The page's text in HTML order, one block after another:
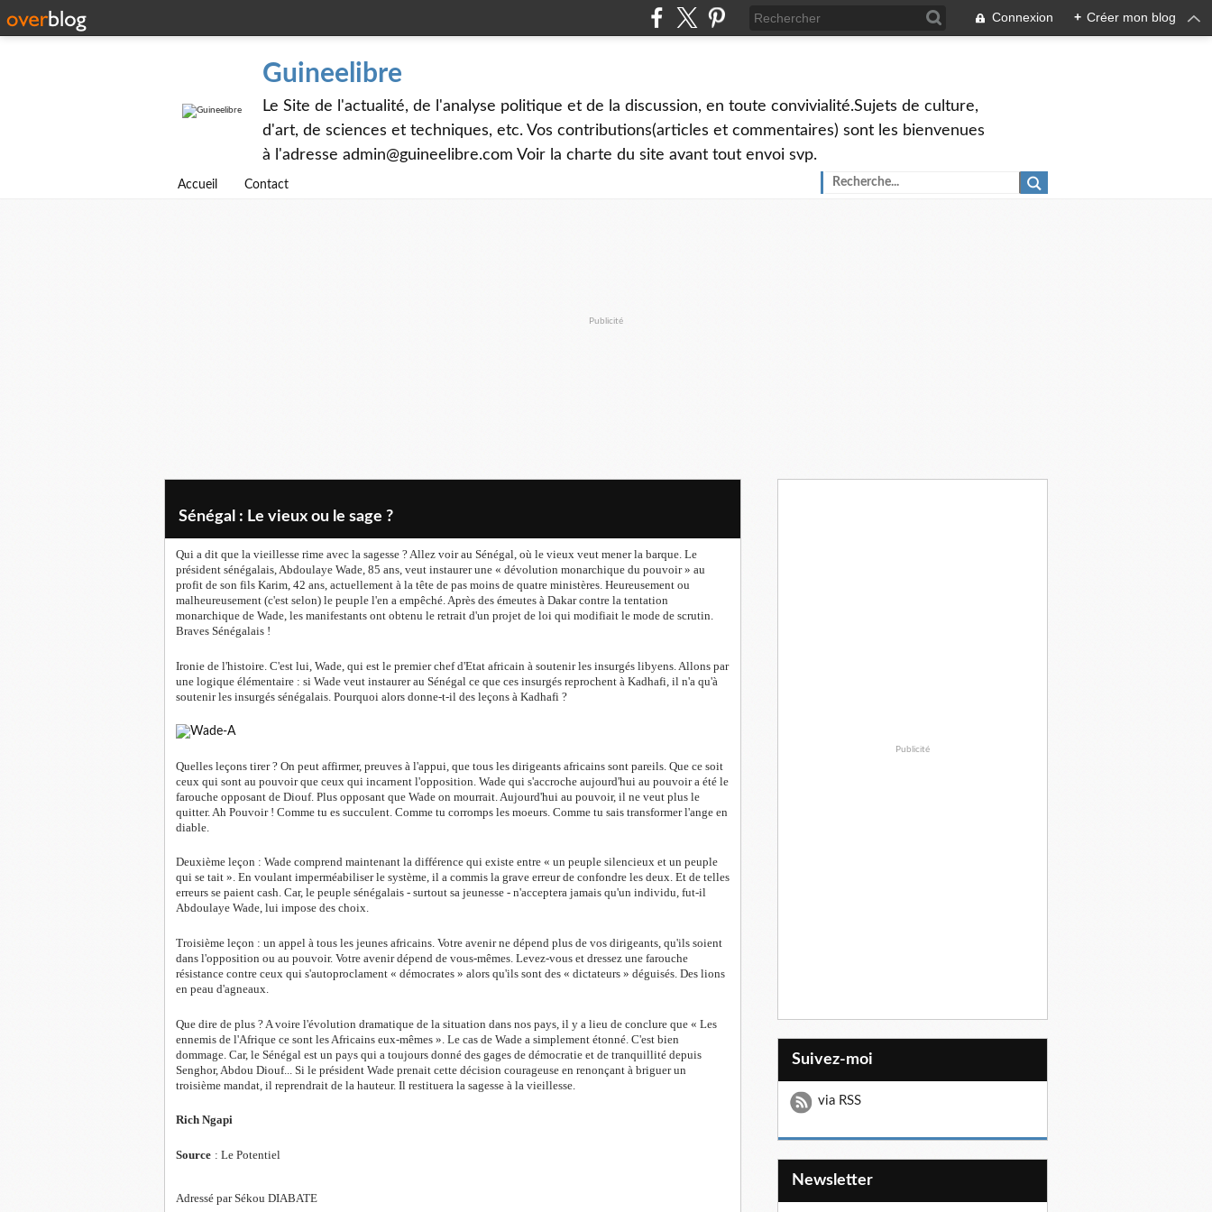
Connexion + Créer mon blog
Guineelibre
Le Site de l'actualité, de l'analyse politique et de la discussion, en toute convivialité.Sujets de culture,
d'art, de sciences et techniques, etc. Vos contributions(articles et commentaires) sont les bienvenues
à l'adresse admin@guineelibre.com Voir la charte du site avant tout envoi svp.
Accueil Contact
Publicité
Sénégal : Le vieux ou le sage ?
Qui a dit que la vieillesse rime avec la sagesse ? Allez voir au Sénégal, où le vieux veut mener la barque. Le
président sénégalais, Abdoulaye Wade, 85 ans, veut instaurer une « dévolution monarchique du pouvoir » au
profit de son fils Karim, 42 ans, actuellement à la tête de pas moins de quatre ministères. Heureusement ou
malheureusement (c'est selon) le peuple l'en a empêché. Après des émeutes à Dakar contre la tentation
monarchique de Wade, les manifestants ont obtenu le retrait d'un projet de loi qui modifiait le mode de scrutin.
Braves Sénégalais !
Ironie de l'histoire. C'est lui, Wade, qui est le premier chef d'Etat africain à soutenir les insurgés libyens. Allons par
une logique élémentaire : si Wade veut instaurer au Sénégal ce que ces insurgés reprochent à Kadhafi, il n'a qu'à
soutenir les insurgés sénégalais. Pourquoi alors donne-t-il des leçons à Kadhafi ?
Quelles leçons tirer ? On peut affirmer, preuves à l'appui, que tous les dirigeants africains sont pareils. Que ce soit
ceux qui sont au pouvoir que ceux qui incarnent l'opposition. Wade qui s'accroche aujourd'hui au pouvoir a été le
farouche opposant de Diouf. Plus opposant que Wade on mourrait. Aujourd'hui au pouvoir, il ne veut plus le
quitter. Ah Pouvoir ! Comme tu es succulent. Comme tu corromps les moeurs. Comme tu sais transformer l'ange en
diable.
Deuxième leçon : Wade comprend maintenant la différence qui existe entre « un peuple silencieux et un peuple
qui se tait ». En voulant imperméabiliser le système, il a commis la grave erreur de confondre les deux. Et de telles
erreurs se paient cash. Car, le peuple sénégalais - surtout sa jeunesse - n'acceptera jamais qu'un individu, fut-il
Abdoulaye Wade, lui impose des choix.
Troisième leçon : un appel à tous les jeunes africains. Votre avenir ne dépend plus de vos dirigeants, qu'ils soient
dans l'opposition ou au pouvoir. Votre avenir dépend de vous-mêmes. Levez-vous et dressez une farouche
résistance contre ceux qui s'autoproclament « démocrates » alors qu'ils sont des « dictateurs » déguisés. Des lions
en peau d'agneaux.
Que dire de plus ? A voire l'évolution dramatique de la situation dans nos pays, il y a lieu de conclure que « Les
ennemis de l'Afrique ce sont les Africains eux-mêmes ». Le cas de Wade a simplement étonné. C'est bien
dommage. Car, le Sénégal est un pays qui a toujours donné des gages de démocratie et de tranquillité depuis
Senghor, Abdou Diouf... Si le président Wade prenait cette décision courageuse en renonçant à briguer un
troisième mandat, il reprendrait de la hauteur. Il restituera la sagesse à la vieillesse.
Rich Ngapi
Source : Le Potentiel
Adressé par Sékou DIABATE
Publicité
Suivez-moi
via RSS
Newsletter